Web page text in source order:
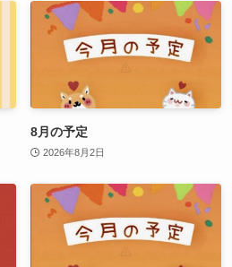
8月の予定
2026年8月2日